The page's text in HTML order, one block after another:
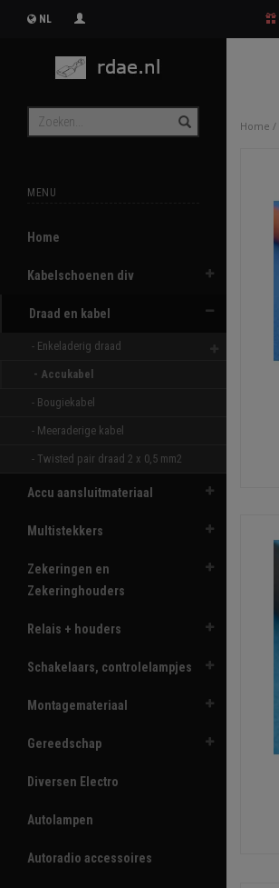
NL
MENU
Home
Kabelschoenen div
Draad en kabel
- Enkeladerig draad
- Accukabel
- Bougiekabel
- Meeraderige kabel
- Twisted pair draad 2 x 0,5 mm2
Accu aansluitmateriaal
Multistekkers
Zekeringen en
Zekeringhouders
Relais + houders
Schakelaars, controlelampjes
Montagemateriaal
Gereedschap
Diversen Electro
Autolampen
Autoradio accessoires
Home /